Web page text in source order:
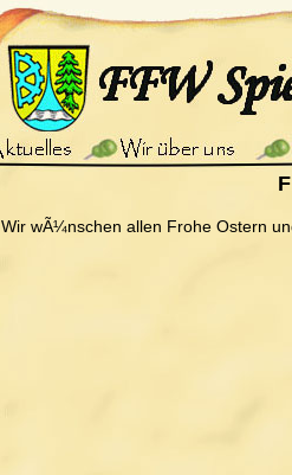
Wir wÃ¼nschen allen Frohe Ostern